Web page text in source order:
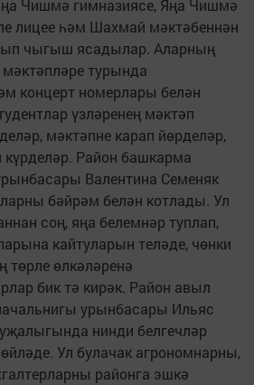
Чишмә гимназиясе, Яңа Чишмә
лицее һәм Шахмай мәктәбеннән
чыгыш ясадылар. Аларның
турында
концерт номерлары белән
үзләренең мәктәп
мәктәпне карап йөрделәр,
күрделәр. Район башкарма
Валентина Семеняк
бәйрәм белән котлады. Ул
соң, яңа белемнәр туплап,
кайтуларын теләде, чөнки
төрле өлкәләренә
бик тә кирәк. Район авыл
урынбасары Ильяс
нинди белгечләр
Ул булачак агрономнарны,
районга эшкә